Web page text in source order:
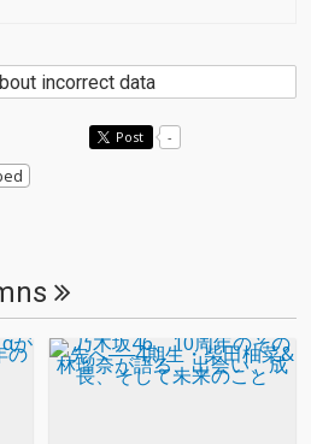
incorrect data
Post -